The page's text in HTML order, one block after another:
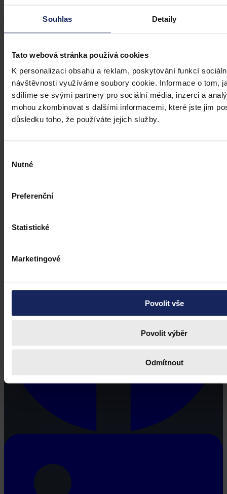
Souhlas Detaily
Tato webová stránka používá cookies
K personalizaci obsahu a reklam, poskytování funkcí
návštěvnosti využíváme soubory cookie. Informace o tom,
sdílíme se svými partnery pro sociální média, inzerci a
mohou zkombinovat s dalšími informacemi, které jste jim
důsledku toho, že používáte jejich služby.
souhlasu
Nutné
Preferenční
Statistické
Marketingové
Povolit vše
Povolit výběr
Odmítnout
profesionálové a zástupci právnických profesí, ale všichni, kteří
potřebují právní informace.